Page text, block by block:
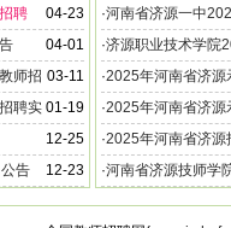
04-23
聘
04-01
03-11
师招
01-19
聘实
12-25
12-23
告
·河南省济源一中
·济源职业技术学院
·2025年河南省济源
作的公告
·2025年河南省济源
练员公告
·2025年河南省济源
·河南省济源技师学